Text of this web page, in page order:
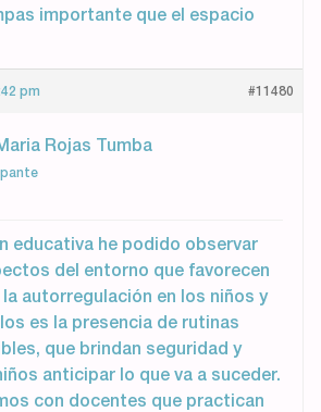
importante que el espacio
pm #11480
Rojas Tumba
educativa he podido observar
del entorno que favorecen
autorregulación en los niños y
es la presencia de rutinas
que brindan seguridad y
anticipar lo que va a suceder.
con docentes que practican